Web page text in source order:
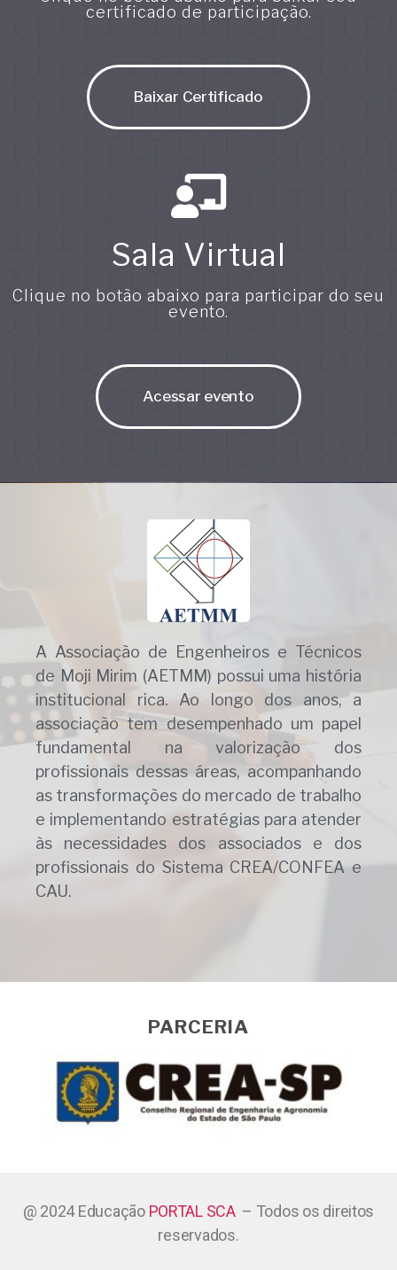
certificado de participação.
Baixar Certificado
Sala Virtual
Clique no botão abaixo para participar do seu
evento.
Acessar evento
A Associação de Engenheiros e Técnicos
de Moji Mirim (AETMM) possui uma história
institucional rica. Ao longo dos anos, a
associação tem desempenhado um papel
fundamental na valorização dos
profissionais dessas áreas, acompanhando
as transformações do mercado de trabalho
e implementando estratégias para atender
às necessidades dos associados e dos
profissionais do Sistema CREA/CONFEA e
CAU.
PARCERIA
@ 2024 Educação PORTAL SCA – Todos os direitos
reservados.